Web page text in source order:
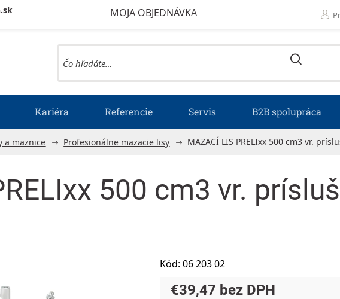
MOJA OBJEDNÁVKA
Kariéra Referencie Servis B2B spolupráca
a maznice Profesionálne mazacie lisy MAZACÍ LIS PRELIxx 500 cm3 vr.
500 cm3 vr.
€39,47
Kód: 06 203 02